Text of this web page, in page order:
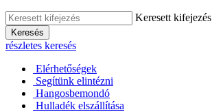
Keresett kifejezés
Keresés
részletes keresés
Elérhetőségek
Segítünk elintézni
Hangosbemondó
Hulladék elszállítása